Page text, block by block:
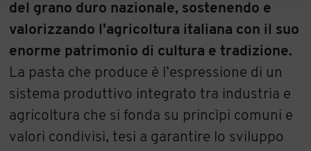
del grano duro nazionale, sostenendo e
valorizzando l'agricoltura italiana con il suo
enorme patrimonio di cultura e tradizione.
La pasta che produce è l’espressione di un
sistema produttivo integrato tra industria e
agricoltura che si fonda su princìpi comuni e
valori condivisi, tesi a garantire lo sviluppo